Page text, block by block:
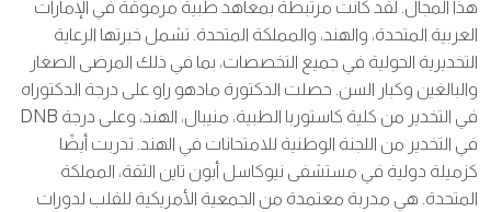
هذا المجال. لقد كانت مرتبطة بمعاهد طبية مرموقة في الإمارات
العربية المتحدة، والهند، والمملكة المتحدة. تشمل خبرتها الرعاية
التخديرية الحولية في جميع التخصصات، بما في ذلك المرضى الصغار
والبالغين وكبار السن. حصلت الدكتورة مادهو راو على درجة الدكتوراه
في التخدير من كلية كاستوربا الطبية، منيبال، الهند، وعلى درجة DNB
في التخدير من اللجنة الوطنية للامتحانات في الهند. تدربت أيضًا
كزميلة دولية في مستشفى نيوكاسل أبون تاين الثقة، المملكة
المتحدة. هي مدربة معتمدة من الجمعية الأمريكية للقلب لدورات